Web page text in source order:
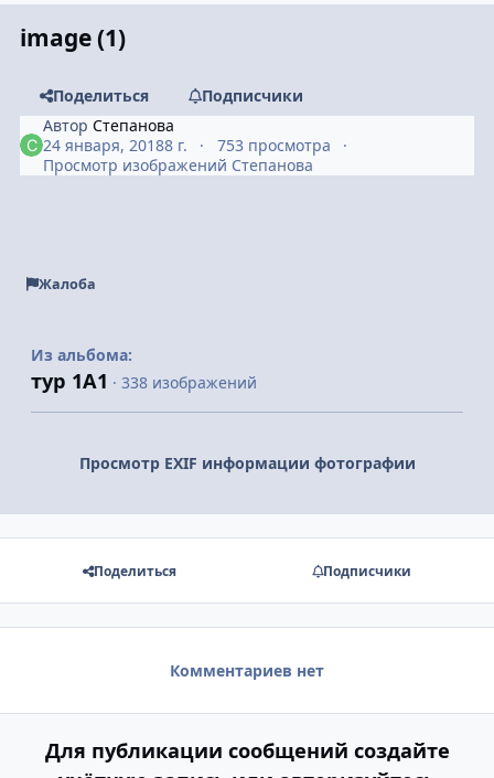
image (1)
Поделиться
Подписчики
АвторСтепанова
24 января, 20188 г.
753 просмотра
Просмотр изображений Степанова
Жалоба
Из альбома:
тур 1А1 · 338 изображений
Просмотр EXIF информации фотографии
Поделиться Подписчики
Комментариев нет
Для публикации сообщений создайте